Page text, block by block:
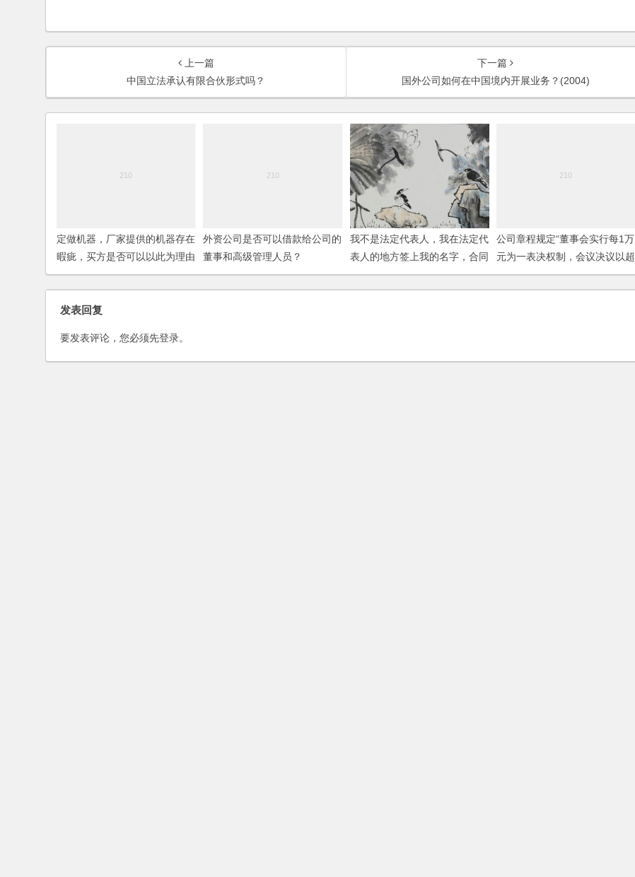
上一篇
中国立法承认有限合伙形式吗？
下一篇
国外公司如何在中国境内开展业务？(2004)
定做机器，厂家提供的机器存在
暇疵，买方是否可以以此为理由
延迟支付工程变动款？
外资公司是否可以借款给公司的
董事和高级管理人员？
我不是法定代表人，我在法定代
表人的地方签上我的名字，合同
是否有效？我是否需要承担责
任？
公司章程规定“董事会实行每1万
元为一表决权制，会议决议以超
过半数以上表决权同意方可通
过。”与现行公司法有冲突？
发表回复
要发表评论，您必须先登录。